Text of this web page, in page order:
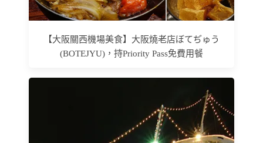
【大阪關西機場美食】大阪燒老店ぼてぢゅう
(BOTEJYU)，持Priority Pass免費用餐